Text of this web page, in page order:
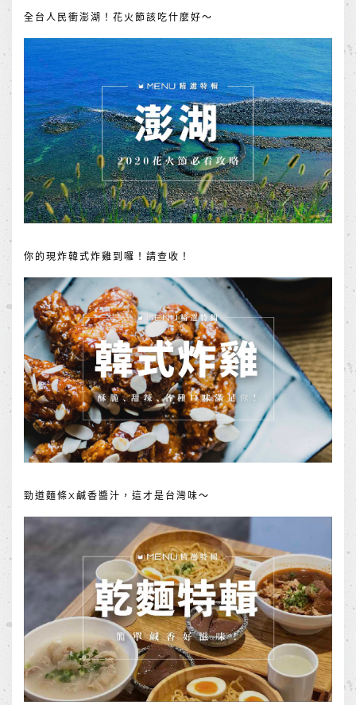
全台人民衝澎湖！花火節該吃什麼好～
你的現炸韓式炸雞到囉！請查收！
勁道麵條X鹹香醬汁，這才是台灣味～